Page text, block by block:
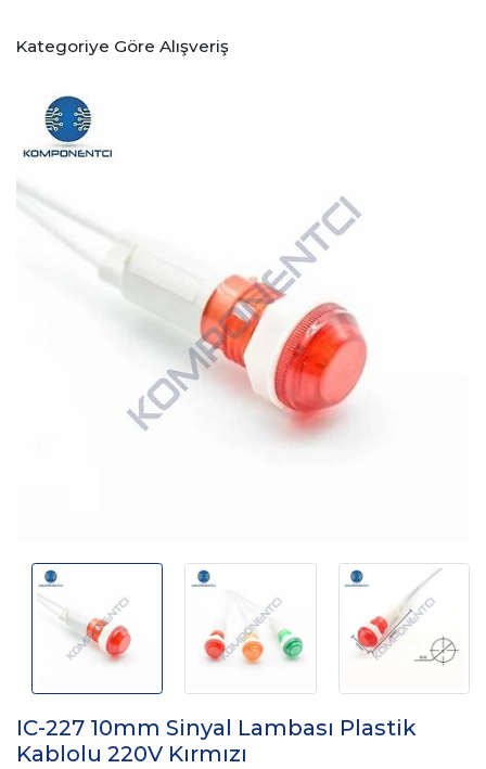
Kategoriye Göre Alışveriş
IC-227 10mm Sinyal Lambası Plastik
Kablolu 220V Kırmızı